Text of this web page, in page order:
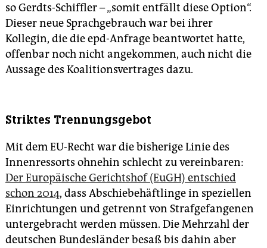
so Gerdts-Schiffler – „somit entfällt diese Option“.
Dieser neue Sprachgebrauch war bei ihrer
Kollegin, die die epd-Anfrage beantwortet hatte,
offenbar noch nicht angekommen, auch nicht die
Aussage des Koalitionsvertrages dazu.
Striktes Trennungsgebot
Mit dem EU-Recht war die bisherige Linie des
Innenressorts ohnehin schlecht zu vereinbaren:
Der Europäische Gerichtshof (EuGH) entschied
schon 2014, dass Abschiebehäftlinge in speziellen
Einrichtungen und getrennt von Strafgefangenen
untergebracht werden müssen. Die Mehrzahl der
deutschen Bundesländer besaß bis dahin aber